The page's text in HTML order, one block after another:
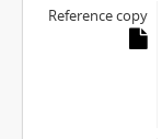
Reference copy